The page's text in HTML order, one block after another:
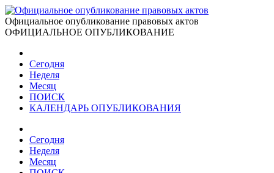
Официальное опубликование правовых актов
ОФИЦИАЛЬНОЕ ОПУБЛИКОВАНИЕ
Сегодня
Неделя
Месяц
ПОИСК
КАЛЕНДАРЬ ОПУБЛИКОВАНИЯ
Сегодня
Неделя
Месяц